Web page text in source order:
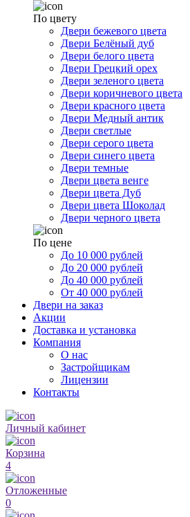
По цвету
Двери бежевого цвета
Двери Белёный дуб
Двери белого цвета
Двери Грецкий орех
Двери зеленого цвета
Двери коричневого цвета
Двери красного цвета
Двери Медный антик
Двери светлые
Двери серого цвета
Двери синего цвета
Двери темные
Двери цвета венге
Двери цвета Дуб
Двери цвета Шоколад
Двери черного цвета
По цене
До 10 000 рублей
До 20 000 рублей
До 40 000 рублей
От 40 000 рублей
Двери на заказ
Акции
Доставка и установка
Компания
О нас
Застройщикам
Лицензии
Контакты
Личный кабинет
Корзина
4
Отложенные
0